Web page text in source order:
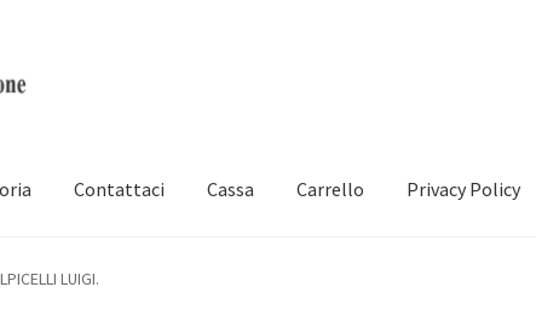
Contattaci Cassa Carrello Privacy Policy
LUIGI.